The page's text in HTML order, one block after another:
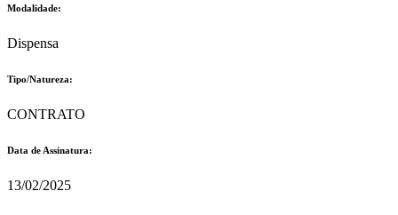
Modalidade:
Dispensa
Tipo/Natureza:
CONTRATO
Data de Assinatura:
13/02/2025